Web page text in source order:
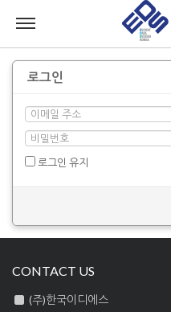
로그인
로그인 유지
CONTACT US
(주)한국이디에스